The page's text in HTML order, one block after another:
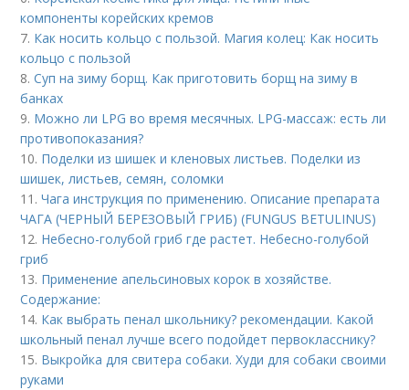
компоненты корейских кремов
7. Как носить кольцо с пользой. Магия колец: Как носить
кольцо с пользой
8.Суп на зиму борщ. Как приготовить борщ на зиму в
банках
9. Можно ли LPG во время месячных. LPG-массаж: есть ли
противопоказания?
10. Поделки из шишек и кленовых листьев. Поделки из
шишек, листьев, семян, соломки
11.Чага инструкция по применению. Описание препарата
ЧАГА (ЧЕРНЫЙ БЕРЕЗОВЫЙ ГРИБ) (FUNGUS BETULINUS)
12. Небесно-голубой гриб где растет. Небесно-голубой
гриб
13. Применение апельсиновых корок в хозяйстве.
Содержание:
14. Как выбрать пенал школьнику? рекомендации. Какой
школьный пенал лучше всего подойдет первокласснику?
15. Выкройка для свитера собаки. Худи для собаки своими
руками